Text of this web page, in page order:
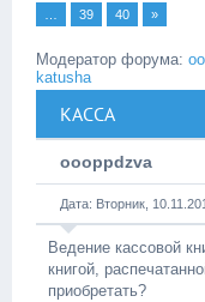
… 39 40 »
Модератор форума:
katusha
КАССА
oooppdzva
Дата: Вторник,
Ведение кассовой
книгой,
приобретать?